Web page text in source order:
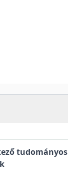
tudományos